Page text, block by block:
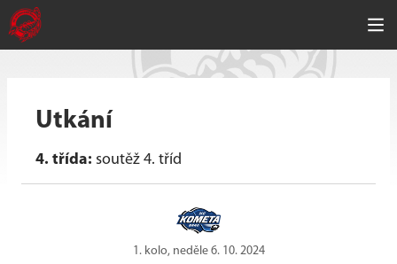
Utkání
4. třída: soutěž 4. tříd
1. kolo, neděle 6. 10. 2024